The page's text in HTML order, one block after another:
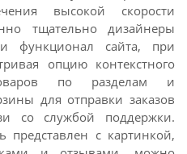
высокой скорости
тщательно дизайнеры
функционал сайта, при
опцию контекстного
по разделам и
для отправки заказов
со службой поддержки.
с картинкой,